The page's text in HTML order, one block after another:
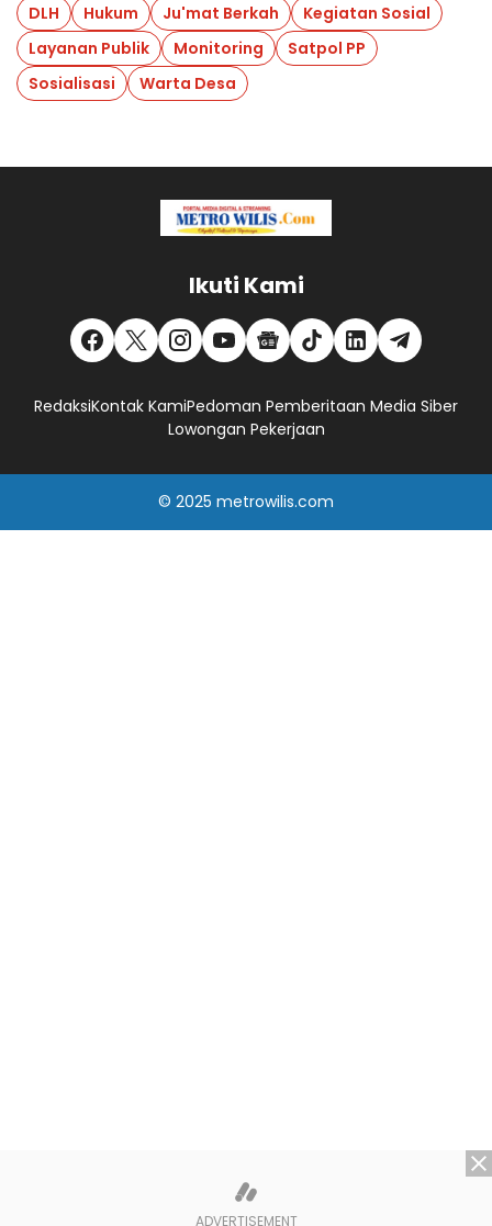
DLH
Hukum Ju'mat Berkah
Kegiatan Sosial
Layanan Publik
Monitoring
Satpol PP
Sosialisasi
Warta Desa
Ikuti Kami
RedaksiKontak KamiPedoman Pemberitaan Media Siber
Lowongan Pekerjaan
© 2025 metrowilis.com